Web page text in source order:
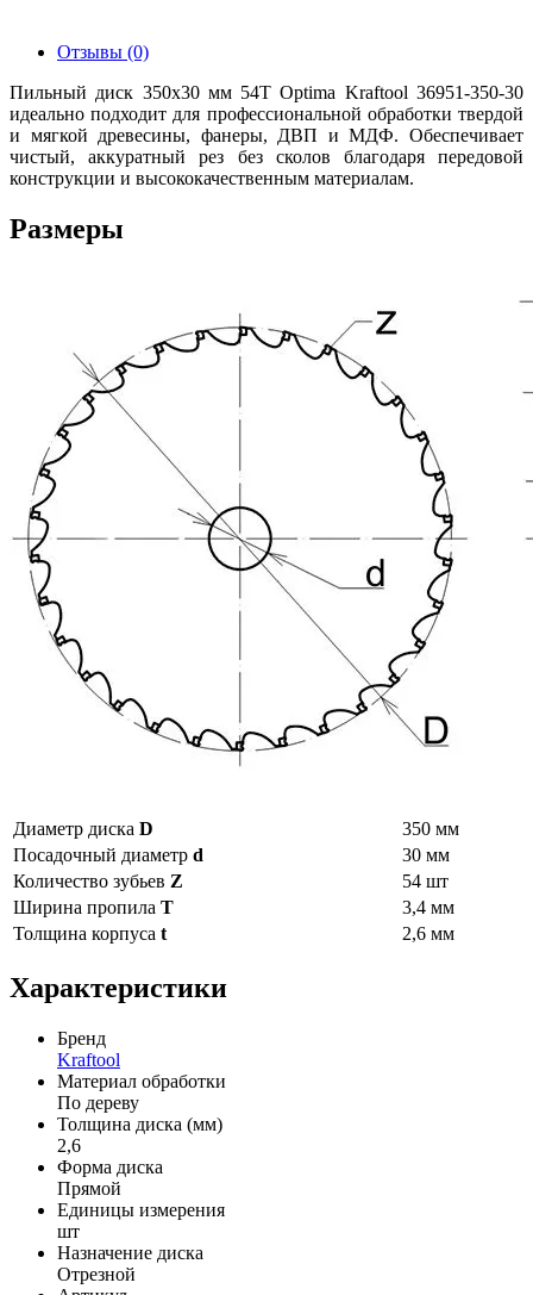
Отзывы (0)
Пильный диск 350х30 мм 54Т Optima Kraftool 36951-350-30
идеально подходит для профессиональной обработки твердой
и мягкой древесины, фанеры, ДВП и МДФ. Обеспечивает
чистый, аккуратный рез без сколов благодаря передовой
конструкции и высококачественным материалам.
Размеры
Диаметр диска D
350 мм
Посадочный диаметр d
30 мм
Количество зубьев Z
54 шт
Ширина пропила T
3,4 мм
Толщина корпуса t 2,6 мм
Характеристики
Бренд
Kraftool
Материал обработки
По дереву
Толщина диска (мм)
2,6
Форма диска
Прямой
Единицы измерения
шт
Назначение диска
Отрезной